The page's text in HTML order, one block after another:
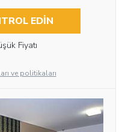
EDIN
Fiyatı
ve politikaları